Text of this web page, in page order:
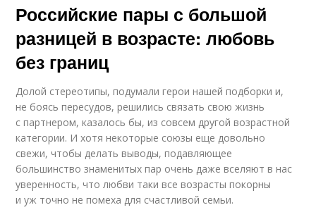
Российские пары с большой
разницей в возрасте: любовь
без границ
Долой стереотипы, подумали герои нашей подборки и,
не боясь пересудов, решились связать свою жизнь
с партнером, казалось бы, из совсем другой возрастной
категории. И хотя некоторые союзы еще довольно
свежи, чтобы делать выводы, подавляющее
большинство знаменитых пар очень даже вселяют в нас
уверенность, что любви таки все возрасты покорны
и уж точно не помеха для счастливой семьи.